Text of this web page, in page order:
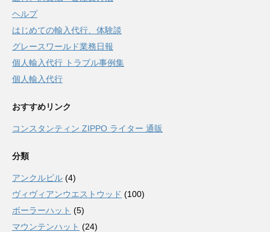
ヘルプ
はじめての輸入代行、体験談
グレースワールド業務日報
個人輸入代行 トラブル事例集
個人輸入代行
おすすめリンク
コンスタンティン ZIPPO ライター 通販
分類
アンクルビル (4)
ヴィヴィアンウエストウッド (100)
ボーラーハット (5)
マウンテンハット (24)